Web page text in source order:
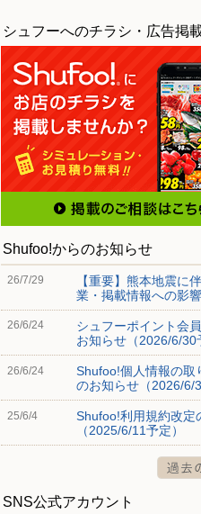
シュフーへのチラシ・広告掲
Shufoo!からのお知らせ
26/7/29
【重要】熊本地震に
業・掲載情報への影
26/6/24
シュフーポイント会
お知らせ（2026/6/30
26/6/24
Shufoo!個人情報の取
のお知らせ（2026/6/
25/6/4
Shufoo!利用規約改定
（2025/6/11予定）
SNS公式アカウント